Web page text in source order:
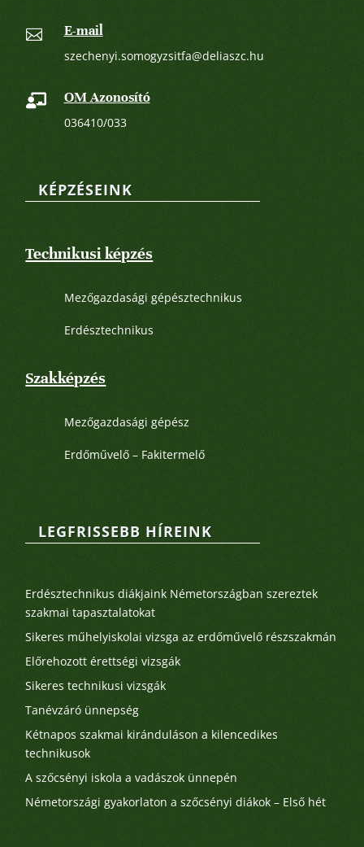
 E-mail
szechenyi.somogyzsitfa@deliaszc.hu
 OM Azonosító
036410/033
KÉPZÉSEINK
Technikusi képzés
Mezőgazdasági gépésztechnikus
Erdésztechnikus
Szakképzés
Mezőgazdasági gépész
Erdőművelő – Fakitermelő
LEGFRISSEBB HÍREINK
Erdésztechnikus diákjaink Németországban szereztek
szakmai tapasztalatokat
Sikeres műhelyiskolai vizsga az erdőművelő részszakmán
Előrehozott érettségi vizsgák
Sikeres technikusi vizsgák
Tanévzáró ünnepség
Kétnapos szakmai kiránduláson a kilencedikes
technikusok
A szőcsényi iskola a vadászok ünnepén
Németországi gyakorlaton a szőcsényi diákok – Első hét